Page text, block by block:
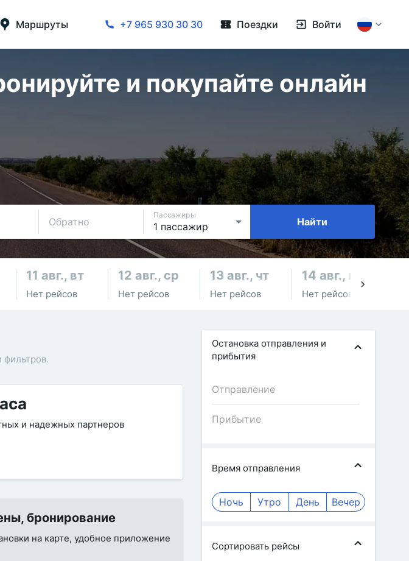
Маршруты +7 965 930 30 30 Поездки Войти
и покупайте онлайн
Обратно
Пассажиры
Найти
11 авг., вт
Нет рейсов
12 авг., ср
Нет рейсов
13 авг., чт
Нет рейсов
14 авг., пт
Нет рейсов
фильтров.
и надежных партнеров
бронирование
на карте, удобное приложение
Остановка отправления и
прибытия
Время отправления
Ночь Утро День Вечер
Сортировать рейсы